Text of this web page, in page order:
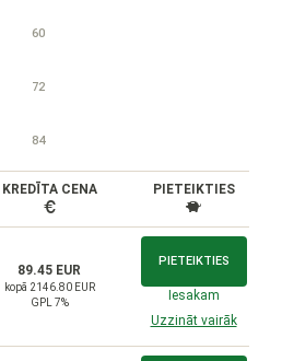
60
72
84
KREDĪTA CENA PIETEIKTIES
89.45 EUR
kopā 2146.80 EUR
GPL 7%
PIETEIKTIES
Iesakam
Uzzināt vairāk